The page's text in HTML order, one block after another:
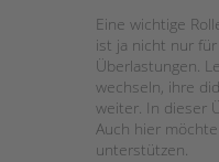
Eine wichtige
ist ja nicht nur
Überlastungen.
wechseln, ihre
weiter. In dieser
Auch hier
unterstützen.